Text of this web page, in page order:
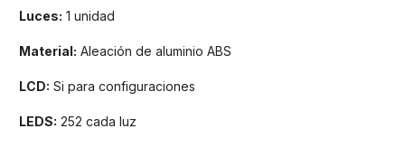
Luces: 1 unidad
Material: Aleación de aluminio ABS
LCD: Si para configuraciones
LEDS: 252 cada luz